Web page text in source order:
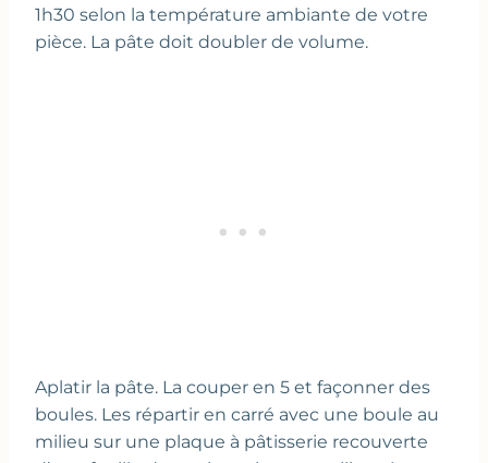
1h30 selon la température ambiante de votre
pièce. La pâte doit doubler de volume.
Aplatir la pâte. La couper en 5 et façonner des
boules. Les répartir en carré avec une boule au
milieu sur une plaque à pâtisserie recouverte